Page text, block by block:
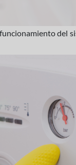
del